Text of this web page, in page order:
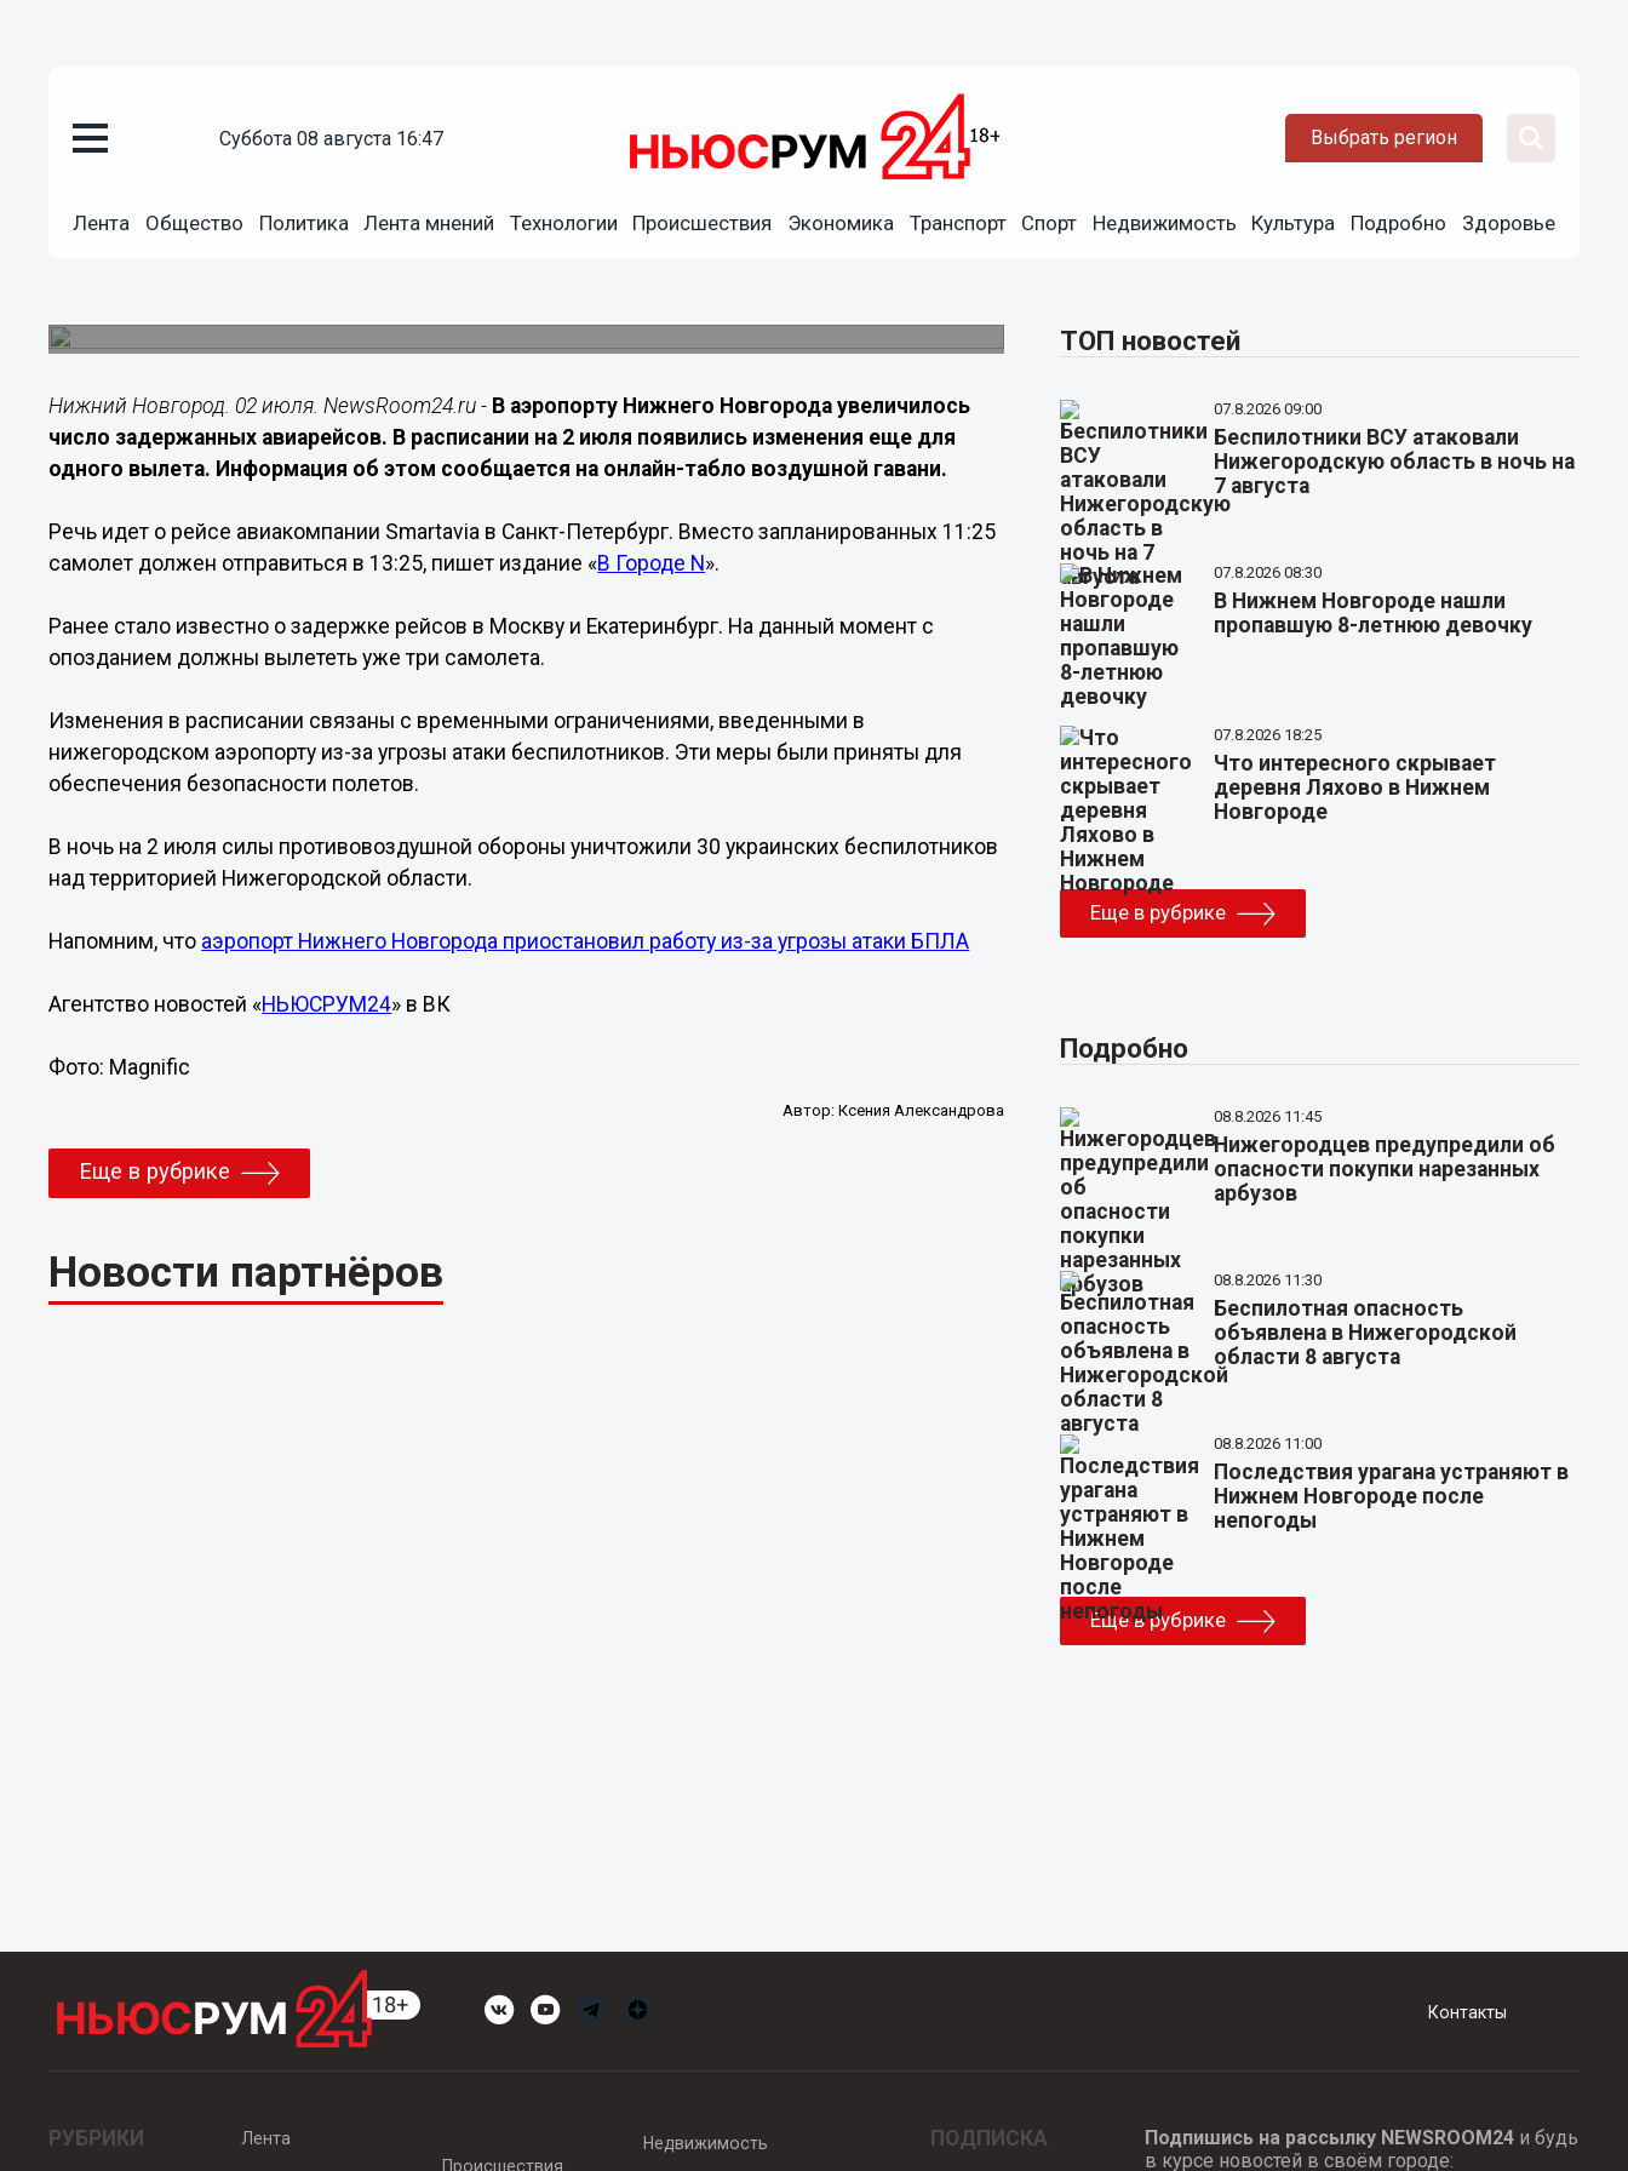
суббота 08 августа 16:47 Выбрать регион
Лента Общество Политика Лента мнений Технологии Происшествия Экономика Транспорт Спорт Недвижимость Культура Подробно Здоровье
В нижегородском аэропорту задержали рейс до Санкт-
Нижний Новгород. 02 июля. NewsRoom24.ru - В аэропорту Нижнего Новгорода увеличилось
число задержанных авиарейсов. В расписании на 2 июля появились изменения еще для
одного вылета. Информация об этом сообщается на онлайн-табло воздушной гавани.
Речь идет о рейсе авиакомпании Smartavia в Санкт-Петербург. Вместо запланированных 11:25
самолет должен отправиться в 13:25, пишет издание «В Городе N ».
Ранее стало известно о задержке рейсов в Москву и Екатеринбург. На данный момент с
опозданием должны вылететь уже три самолета.
Изменения в расписании связаны с временными ограничениями, введенными в
нижегородском аэропорту из-за угрозы атаки беспилотников. Эти меры были приняты для
обеспечения безопасности полетов.
В ночь на 2 июля силы противовоздушной обороны уничтожили 30 украинских беспилотников
над территорией Нижегородской области.
Напомним, что аэропорт Нижнего Новгорода приостановил работу из-за угрозы атаки БПЛА
Агентство новостей «НЬЮСРУМ24» в ВК
Фото: Magnific
Автор: Ксения Александрова
Еще в рубрике
Новости партнёров
ТОП новостей
07.8.2026 09:00
Беспилотники ВСУ атаковали
Нижегородскую область в ночь на
7 августа
07.8.2026 08:30
В Нижнем Новгороде нашли
пропавшую 8-летнюю девочку
07.8.2026 18:25
Что интересного скрывает
деревня Ляхово в Нижнем
Новгороде
Еще в рубрике
Подробно
08.8.2026 11:45
Нижегородцев предупредили об
опасности покупки нарезанных
арбузов
08.8.2026 11:30
Беспилотная опасность
объявлена в Нижегородской
области 8 августа
08.8.2026 11:00
Последствия урагана устраняют в
Нижнем Новгороде после
непогоды
Еще в рубрике
Контакты
РУБРИКИ
Лента
Происшествия
Недвижимость ПОДПИСКА Подпишись на рассылку NEWSROOM24и будь
в курсе новостей в своём городе: